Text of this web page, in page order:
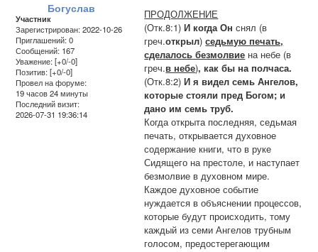
Богуслав
Участник
Зарегистрирован: 2022-10-26
Приглашений:0
Сообщений: 167
Уважение: [+0/-0]
Позитив: [+0/-0]
Провел на форуме:
19 часов 24 минуты
Последний визит:
2026-07-31 19:36:14
ПРОДОЛЖЕНИЕ
(Отк.8:1)И когда Он снял (в
греч.открыл)седьмую печать,
сделалось безмолвие на небе (в
греч.в небе), как бы на полчаса.
(Отк.8:2)И я видел семь Ангелов,
которые стояли пред Богом; и
дано им семь труб.
Когда открыта последняя, седьмая
печать, открывается духовное
содержание книги, что в руке
Сидящего на престоле, и наступает
безмолвие в духовном мире.
Каждое духовное событие
нуждается в объяснении процессов,
которые будут происходить, тому
каждый из семи Ангелов трубным
голосом, предостерегающим